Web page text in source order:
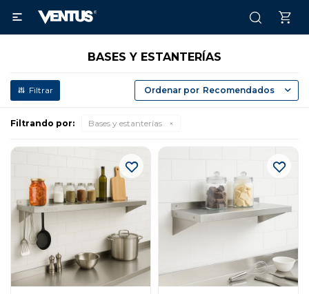

BASES Y ESTANTERÍAS
Recomendados
Filtrando por: Bases y estanterías